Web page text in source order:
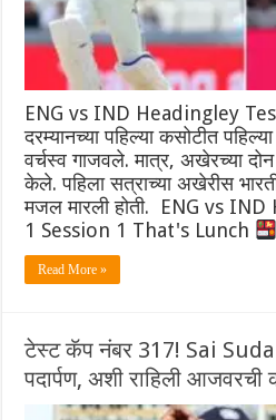
ENG vs IND Headingley
दरम्यानच्या पहिल्या कसोटीत
वर्चस्व गाजवले. मात्र, अखेरच्या
केले. पहिला सत्राच्या अखेरीस
मजल मारली होती. ENG vs
1 Session 1 That's Lunch
Read More »
टेस्ट कॅप नंबर 317! Sai
पदार्पण, अशी राहिली आजवरची